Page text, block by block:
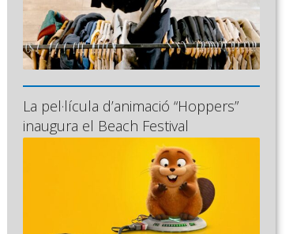
La pel·lícula d’animació “Hoppers”
inaugura el Beach Festival